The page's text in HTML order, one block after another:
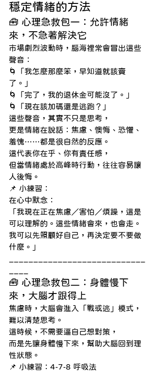
穩定情緒的方法
🧰 心理急救包一：允許情緒
來，不急著解決它
市場劇烈波動時，腦海裡常會冒出這些
聲音：
🌀「我怎麼那麼笨，早知道就該賣
了。」
🌀「完了，我的退休金可能沒了。」
🌀「現在該加碼還是逃跑？」
這些聲音，其實不只是思考，
更是情緒在說話：焦慮、懊悔、恐懼、
羞愧……都是很自然的反應。
這代表你在乎、你有責任感，
但當情緒處於高峰時行動，往往容易讓
人後悔。
📌 小練習：
在心中默念：
「我現在正在焦慮／害怕／煩躁，這是
可以理解的。這些情緒會來，也會走。
我可以先照顧好自己，再決定要不要做
什麼。」
🧰 心理急救包二：身體慢下
來，大腦才跟得上
焦慮時，大腦會進入「戰或逃」模式，
難以清楚思考。
這時候，不需要逼自己想對策，
而是先讓身體慢下來，幫助大腦回到理
性狀態。
📌 小練習：4-7-8 呼吸法